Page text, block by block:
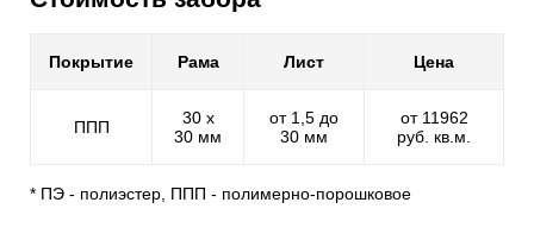
Покрытие Рама Лист Цена
ППП
30 х
30 мм
от 1,5 до
30 мм
от 11962
руб. кв.м.
* ПЭ - полиэстер, ППП - полимерно-порошковое